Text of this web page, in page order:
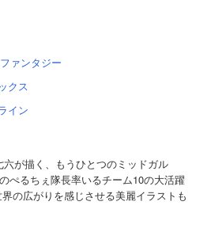
ァンタジー
クス
イン
六が描く、もうひとつのミッドガル
ぺるちぇ隊長率いるチーム10の大活躍
の広がりを感じさせる美麗イラストも